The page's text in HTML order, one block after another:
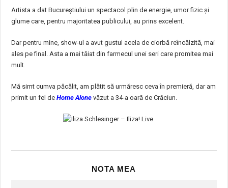
Artista a dat Bucureștiului un spectacol plin de energie, umor fizic și
glume care, pentru majoritatea publicului, au prins excelent.
Dar pentru mine, show-ul a avut gustul acela de ciorbă reîncălzită, mai
ales pe final. Asta a mai tăiat din farmecul unei seri care promitea mai
mult.
Mă simt cumva păcălit, am plătit să urmăresc ceva în premieră, dar am
primit un fel deHome Alone văzut a 34-a oară de Crăciun.